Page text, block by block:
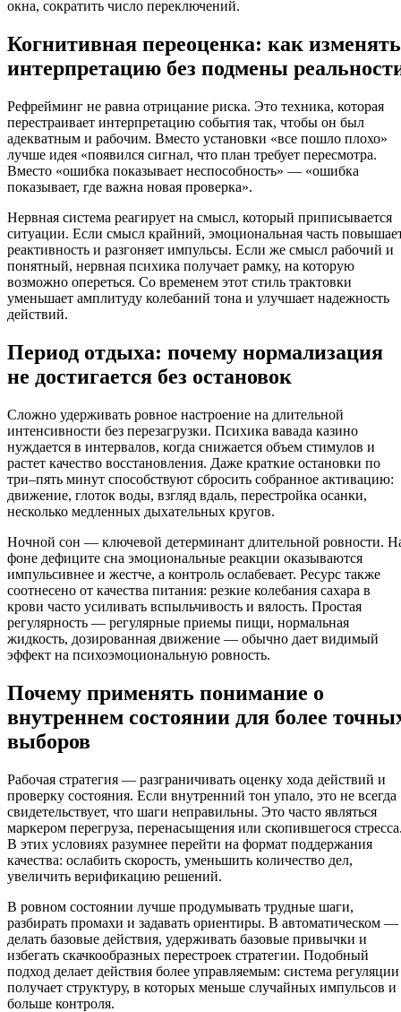
окна, сократить число переключений.
Когнитивная переоценка: как изменять
интерпретацию без подмены
Рефрейминг не равна отрицание риска. Это техника, которая
перестраивает интерпретацию события так, чтобы он был
адекватным и рабочим. Вместо установки «все пошло плохо»
лучше идея «появился сигнал, что план требует пересмотра.
Вместо «ошибка показывает неспособность» — «ошибка
показывает, где важна новая проверка».
Нервная система реагирует на смысл, который приписывается
ситуации. Если смысл крайний, эмоциональная часть
реактивность и разгоняет импульсы. Если же смысл рабочий и
понятный, нервная психика получает рамку, на которую
возможно опереться. Со временем этот стиль трактовки
уменьшает амплитуду колебаний тона и улучшает надежность
действий.
Период отдыха: почему нормализация
не достигается без остановок
Сложно удерживать ровное настроение на длительной
интенсивности без перезагрузки. Психика вавада казино
нуждается в интервалов, когда снижается объем стимулов и
растет качество восстановления. Даже краткие остановки по
три–пять минут способствуют сбросить собранное активацию:
движение, глоток воды, взгляд вдаль, перестройка осанки,
несколько медленных дыхательных кругов.
Ночной сон — ключевой детерминант длительной ровности.
фоне дефиците сна эмоциональные реакции оказываются
импульсивнее и жестче, а контроль ослабевает. Ресурс также
соотнесено от качества питания: резкие колебания сахара в
крови часто усиливать вспыльчивость и вялость. Простая
регулярность — регулярные приемы пищи, нормальная
жидкость, дозированная движение — обычно дает видимый
эффект на психоэмоциональную ровность.
Почему применять понимание о
внутреннем состоянии для более
выборов
Рабочая стратегия — разграничивать оценку хода действий и
проверку состояния. Если внутренний тон упало, это не всегда
свидетельствует, что шаги неправильны. Это часто являться
маркером перегруза, перенасыщения или скопившегося
В этих условиях разумнее перейти на формат поддержания
качества: ослабить скорость, уменьшить количество дел,
увеличить верификацию решений.
В ровном состоянии лучше продумывать трудные шаги,
разбирать промахи и задавать ориентиры. В автоматическом —
делать базовые действия, удерживать базовые привычки и
избегать скачкообразных перестроек стратегии. Подобный
подход делает действия более управляемым: система регуляции
получает структуру, в которых меньше случайных импульсов и
больше контроля.